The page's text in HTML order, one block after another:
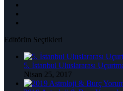
Editörün Seçtikleri
5. İstanbul Uluslararası
Nisan 25, 2017